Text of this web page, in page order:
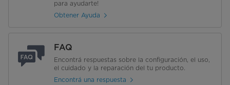
para ayudarte!
Obtener Ayuda
FAQ
Encontrá respuestas sobre la configuración, el uso,
el cuidado y la reparación del tu producto.
Encontrá una respuesta